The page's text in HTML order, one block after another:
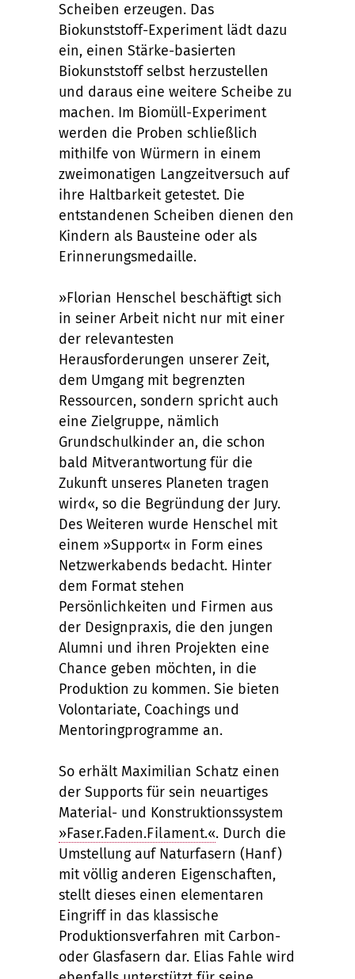
Scheiben erzeugen. Das
Biokunststoff-Experiment lädt dazu
ein, einen Stärke-basierten
Biokunststoff selbst herzustellen
und daraus eine weitere Scheibe zu
machen. Im Biomüll-Experiment
werden die Proben schließlich
mithilfe von Würmern in einem
zweimonatigen Langzeitversuch auf
ihre Haltbarkeit getestet. Die
entstandenen Scheiben dienen den
Kindern als Bausteine oder als
Erinnerungsmedaille.
»Florian Henschel beschäftigt sich
in seiner Arbeit nicht nur mit einer
der relevantesten
Herausforderungen unserer Zeit,
dem Umgang mit begrenzten
Ressourcen, sondern spricht auch
eine Zielgruppe, nämlich
Grundschulkinder an, die schon
bald Mitverantwortung für die
Zukunft unseres Planeten tragen
wird«, so die Begründung der Jury.
Des Weiteren wurde Henschel mit
einem »Support« in Form eines
Netzwerkabends bedacht. Hinter
dem Format stehen
Persönlichkeiten und Firmen aus
der Designpraxis, die den jungen
Alumni und ihren Projekten eine
Chance geben möchten, in die
Produktion zu kommen. Sie bieten
Volontariate, Coachings und
Mentoringprogramme an.
So erhält Maximilian Schatz einen
der Supports für sein neuartiges
Material- und Konstruktionssystem
»Faser.Faden.Filament.«. Durch die
Umstellung auf Naturfasern (Hanf)
mit völlig anderen Eigenschaften,
stellt dieses einen elementaren
Eingriff in das klassische
Produktionsverfahren mit Carbon-
oder Glasfasern dar. Elias Fahle wird